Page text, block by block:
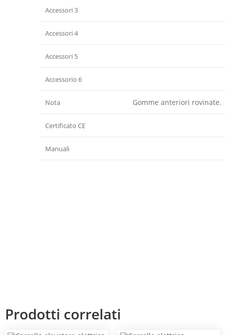
Accessori 3
Accessori 4
Accessori 5
Accessorio 6
Nota Gomme anteriori rovinate.
Certificato CE
Manuali
Prodotti correlati